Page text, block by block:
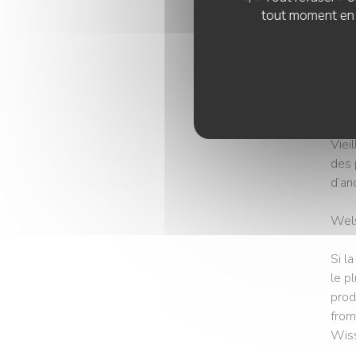
tout moment
des
Si
le